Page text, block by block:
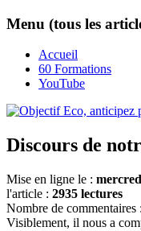
Menu (tous les
Accueil
60 Formations
YouTube
Discours de
Mise en ligne le :
l'article : 2935 lectures
Nombre de commentaires :
Visiblement, il nous a